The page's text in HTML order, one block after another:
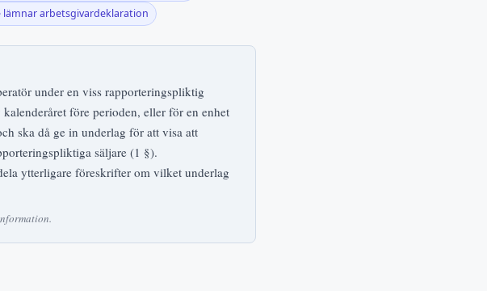
lämnar arbetsgivardeklaration
under en viss rapporteringspliktig
före perioden, eller för en enhet
ska då ge in underlag för att visa att
säljare (1 §).
ytterligare föreskrifter om vilket underlag